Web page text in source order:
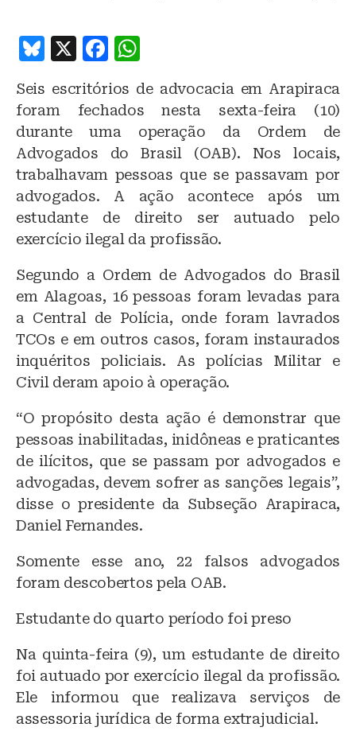
B
e
s
k
y
X
F
c
e
b
o
o
k
at
s
A
p
p
Seis escritórios de advocacia em Arapiraca
foram fechados nesta sexta-feira (10)
durante uma operação da Ordem de
Advogados do Brasil (OAB). Nos locais,
trabalhavam pessoas que se passavam por
advogados. A ação acontece após um
estudante de direito ser autuado pelo
exercício ilegal da profissão.
Segundo a Ordem de Advogados do Brasil
em Alagoas, 16 pessoas foram levadas para
a Central de Polícia, onde foram lavrados
TCOs e em outros casos, foram instaurados
inquéritos policiais. As polícias Militar e
Civil deram apoio à operação.
“O propósito desta ação é demonstrar que
pessoas inabilitadas, inidôneas e praticantes
de ilícitos, que se passam por advogados e
advogadas, devem sofrer as sanções legais”,
disse o presidente da Subseção Arapiraca,
Daniel Fernandes.
Somente esse ano, 22 falsos advogados
foram descobertos pela OAB.
Estudante do quarto período foi preso
Na quinta-feira (9), um estudante de direito
foi autuado por exercício ilegal da profissão.
Ele informou que realizava serviços de
assessoria jurídica de forma extrajudicial.